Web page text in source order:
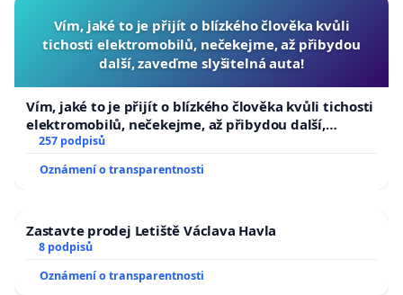
Vím, jaké to je přijít o blízkého člověka kvůli
tichosti elektromobilů, nečekejme, až přibydou
další, zaveďme slyšitelná auta!
Vím, jaké to je přijít o blízkého člověka kvůli tichosti
elektromobilů, nečekejme, až přibydou další,
zaveďme slyšitelná auta!
257 podpisů
Oznámení o transparentnosti
Zastavte prodej Letiště Václava Havla
8 podpisů
Oznámení o transparentnosti